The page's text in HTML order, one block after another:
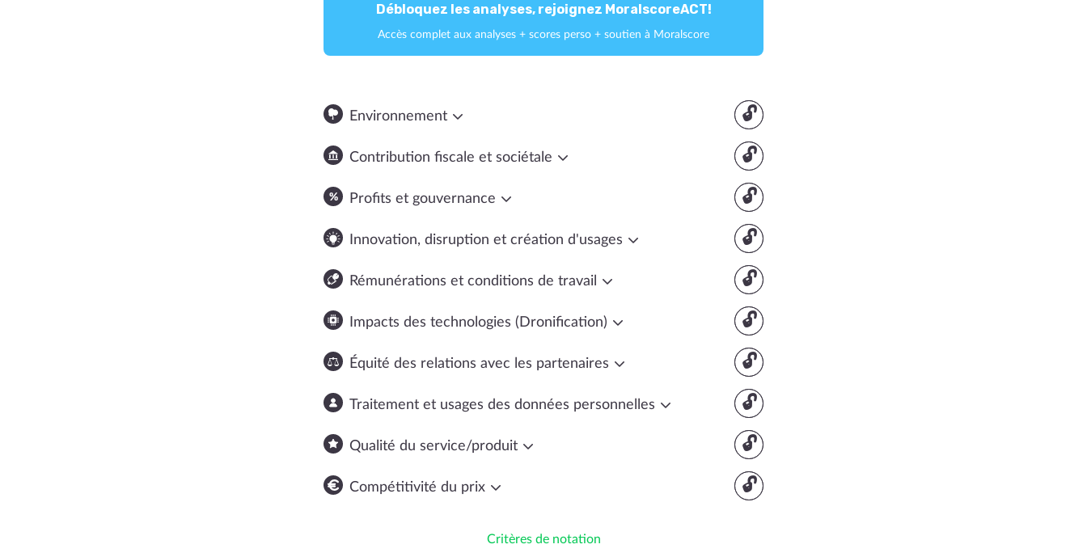
Débloquez les analyses, rejoignez MoralscoreACT!
Accès complet aux analyses + scores perso + soutien à Moralscore
🔓
Environnement
🔓
Contribution fiscale et sociétale
🔓
Profits et gouvernance
🔓
Innovation, disruption et création d'usages
🔓
Rémunérations et conditions de travail
🔓
Impacts des technologies (Dronification)
🔓
Équité des relations avec les partenaires
🔓
Traitement et usages des données personnelles
🔓
Qualité du service/produit
🔓
Compétitivité du prix
Critères de notation